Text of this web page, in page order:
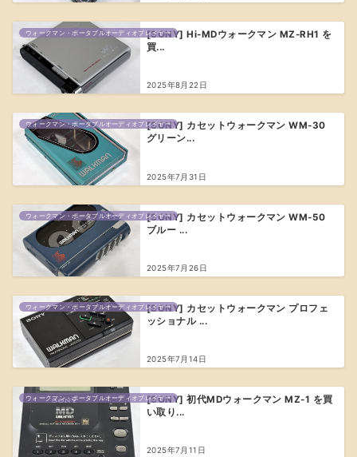
ウォークマン・ポータブルオーディオプレイヤー[SONY] Hi-MDウォークマン MZ-RH1 を
買...
2025年8月22日
ウォークマン・ポータブルオーディオプレイヤー[SONY] カセットウォークマン WM-30
グリーン...
2025年7月31日
ウォークマン・ポータブルオーディオプレイヤー[SONY] カセットウォークマン WM-50
ブルー ...
2025年7月26日
ウォークマン・ポータブルオーディオプレイヤー[SONY] カセットウォークマン プロフェ
ッショナル ...
2025年7月14日
ウォークマン・ポータブルオーディオプレイヤー[SONY] 初代MDウォークマン MZ-1 を買
い取り...
2025年7月11日